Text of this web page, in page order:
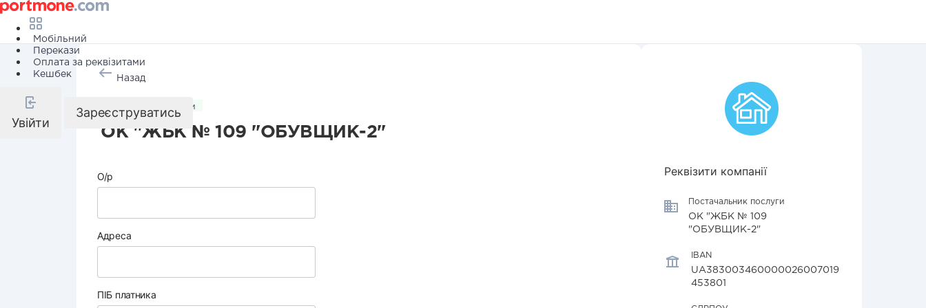
Мобільний
Перекази
Оплата за реквізитами
Кешбек
Увійти
Зареєструватись
Назад
Комунальні послуги
ОК "ЖБК № 109 "ОБУВЩИК-2"
О/р
Адреса
ПІБ платника
Реквізити компанії
Постачальник послуги
ОК "ЖБК № 109
"ОБУВЩИК-2"
IBAN
UA383003460000026007019
453801